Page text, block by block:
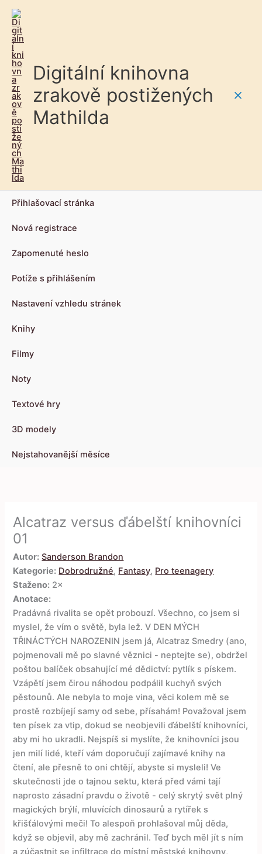
Digitální knihovna
zrakově postižených
Mathilda
Přihlašovací stránka
Nová registrace
Zapomenuté heslo
Potíže s přihlášením
Nastavení vzhledu stránek
Knihy
Filmy
Noty
Textové hry
3D modely
Nejstahovanější měsíce
Alcatraz versus ďábelští knihovníci
01
Autor: Sanderson Brandon
Kategorie: Dobrodružné, Fantasy, Pro teenagery
Staženo: 2×
Anotace:
Pradávná rivalita se opět probouzí. Všechno, co jsem si
myslel, že vím o světě, byla lež. V DEN MÝCH
TŘINÁCTÝCH NAROZENIN jsem já, Alcatraz Smedry (ano,
pojmenovali mě po slavné věznici - neptejte se), obdržel
poštou balíček obsahující mé dědictví: pytlík s pískem.
Vzápětí jsem čirou náhodou podpálil kuchyň svých
pěstounů. Ale nebyla to moje vina, věci kolem mě se
prostě rozbíjejí samy od sebe, přísahám! Považoval jsem
ten písek za vtip, dokud se neobjevili ďábelští knihovníci,
aby mi ho ukradli. Nejspíš si myslíte, že knihovníci jsou
jen milí lidé, kteří vám doporučují zajímavé knihy na
čtení, ale přesně to oni chtějí, abyste si mysleli! Ve
skutečnosti jde o tajnou sektu, která před vámi tají
naprosto zásadní pravdu o životě - celý skrytý svět plný
magických brýlí, mluvících dinosaurů a rytířek s
křišťálovými meči! To alespoň prohlašoval můj děda,
když se objevil, aby mě zachránil. Teď bych měl jít s ním
a zúčastnit se infiltrace do místní městské knihovny,